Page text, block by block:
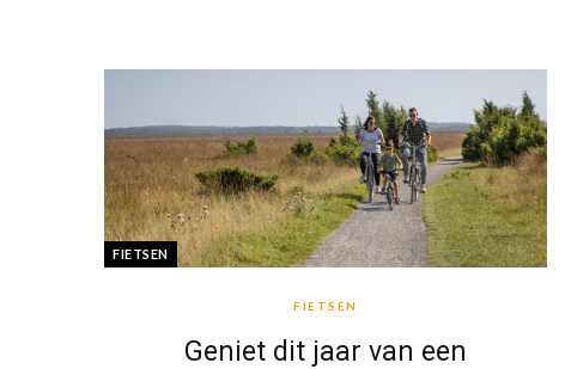
FIETSEN
FIETSEN
Geniet dit jaar van een